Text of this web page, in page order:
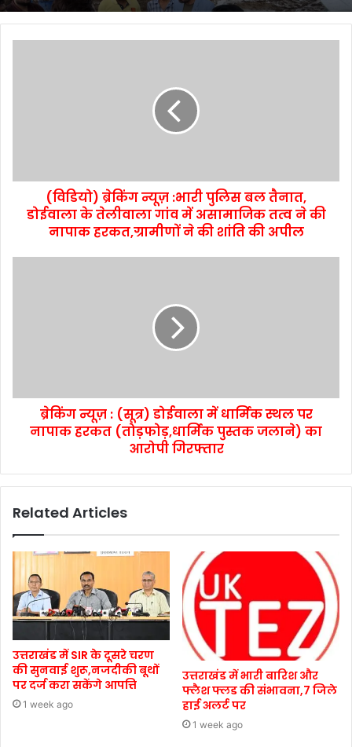
(विडियो) ब्रेकिंग न्यूज़ :भारी पुलिस बल तैनात,
डोईवाला के तेलीवाला गांव में असामाजिक तत्व ने की
नापाक हरकत,ग्रामीणों ने की शांति की अपील
ब्रेकिंग न्यूज़ : (सूत्र) डोईवाला में धार्मिक स्थल पर
नापाक हरकत (तोड़फोड़,धार्मिक पुस्तक जलाने) का
आरोपी गिरफ्तार
Related Articles
उत्तराखंड में SIR के दूसरे चरण
की सुनवाई शुरू,नजदीकी बूथों
पर दर्ज करा सकेंगे आपत्ति
1 week ago
उत्तराखंड में भारी बारिश और
फ्लैश फ्लड की संभावना,7 जिले
हाई अलर्ट पर
1 week ago